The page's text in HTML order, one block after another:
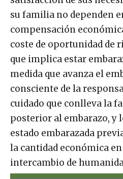
su familia no dependen
compensación
coste de oportunidad de
que implica estar
medida que avanza el
consciente de la
cuidado que conlleva la
posterior al embarazo, y
estado embarazada
la cantidad económica
intercambio de